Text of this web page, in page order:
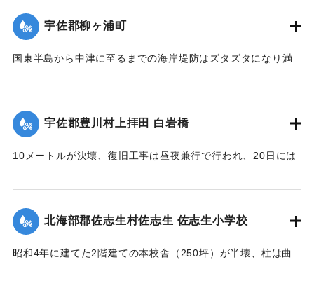
モナレバ一掃ノ災禍ヲ受ケ人馬共ニ徒渉ノ難渋ヲ喫スルコト
幾
ル
私財ヲ醵出位置ヲ再ビ此䖏ニ擇ビ石橋ヲ架設永遠ノ計ヲ為シ
稍
々安堵セルモ去昭和二十六年ノルース台風ノ際一瞬ニシテ流
途ノ光明ハ完全ニ消滅シテ仕舞タノテアル 時ノ両川村長権
保馬氏ト両川村議會長安部邦夫氏ノ聡明ト侠氣トハ快ク地元
｜固有コード:
宇佐郡柳ヶ浦町
国東半島から中津に至るまでの海岸堤防はズタズタになり満
5か所、計750メートル、中堤防18か所、約450メートルが決
壊した。この場所は海岸堤防からは海水、中堤防からは駅館
川の水が流入し農家の人を悩ませた。16日には農家でない人
宇佐郡豊川村上拝田 白岩橋
10メートルが決壊、復旧工事は昼夜兼行で行われ、20日には
｜固有コード:
北海部郡佐志生村佐志生 佐志生小学校
昭和4年に建てた2階建ての本校舎（250坪）が半壊、柱は曲
全部使用不能に陥り、420名の生徒は教室を失ってしまった。